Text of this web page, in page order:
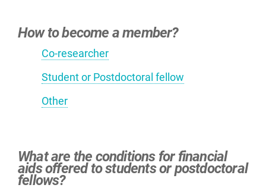
How to become a member?
Co-researcher
Student or Postdoctoral fellow
Other
What are the conditions for financial
aids offered to students or postdoctoral
fellows?